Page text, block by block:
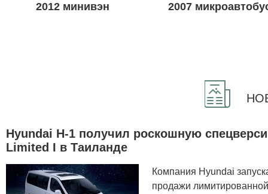
2012 минивэн 2007
Hyundai H-1 получил роскошную
Limited I в Таиланде
Компания Hyundai
продажи лимитированной